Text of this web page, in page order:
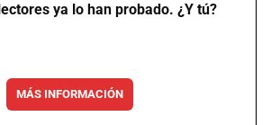
ya lo han probado. ¿Y tú?
MÁS INFORMACIÓN